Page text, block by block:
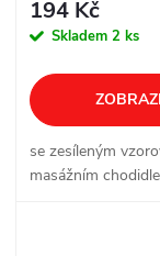
194 Kč
Skladem 2 ks
se zesíleným
masážním